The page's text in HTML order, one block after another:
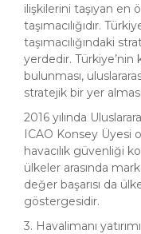
ilişkilerini taşıyan en
taşımacılığıdır.
taşımacılığındaki
yerdedir. Türkiye’nin
bulunması,
stratejik bir yer
2016 yılında
ICAO Konsey Üyesi
havacılık güvenliği
ülkeler arasında
değer başarısı da
göstergesidir.
3. Havalimanı